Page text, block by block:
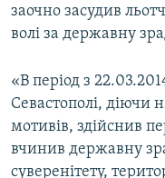
заочно засудив
волі за державну
«В період з
Севастополі, діючи
мотивів, здійснив
вчинив державну
суверенітету,